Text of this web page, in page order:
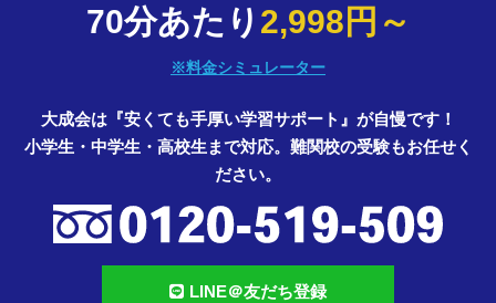
70分あたり 2,998円～
※料金シミュレーター
大成会は『安くても手厚い学習サポート』が自慢です！
小学生・中学生・高校生まで対応。難関校の受験もお任せく
ださい。
LINE＠友だち登録